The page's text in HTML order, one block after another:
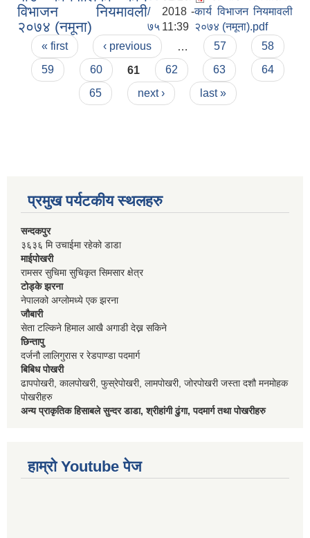
विभाजन नियमावली
२०७४ (नमूना)
/
७५
2018 -
11:39
कार्य विभाजन नियमावली
२०७४ (नमूना).pdf
Pages
« first ‹ previous 57
58
59
60 61 62 63
64
65
next › last »
प्रमुख पर्यटकीय स्थलहरु
सन्दकपुर
३६३६ मि उचाईमा रहेको डाडा
माईपोखरी
रामसर सुचिमा सुचिकृत सिमसार क्षेत्र
टोड्के झरना
नेपालको अग्लोमध्ये एक झरना
जौबारी
सेता टल्किने हिमाल आखै अगाडी देख्न सकिने
छिन्तापु
दर्जनौ लालिगुरास र रेडपाण्डा पदमार्ग
बिबिध पोखरी
ढापपोखरी, कालपोखरी, फुस्रेपोखरी, लामपोखरी, जोरपोखरी जस्ता दशौ मनमोहक
पोखरीहरु
अन्य प्राकृतिक हिसाबले सुन्दर डाडा, श्रीहांगी ढुंगा, पदमार्ग तथा पोखरीहरु
हाम्रो Youtube पेज